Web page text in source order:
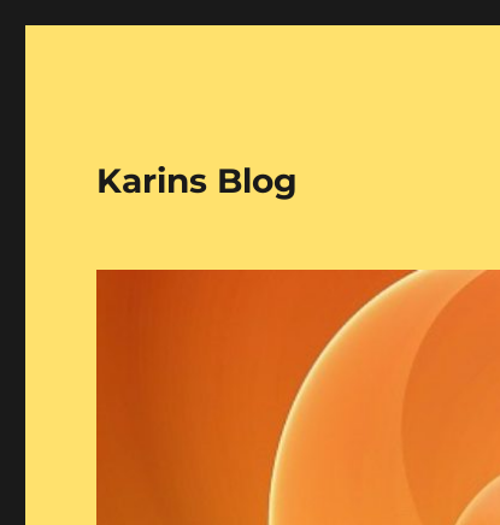
Karins Blog